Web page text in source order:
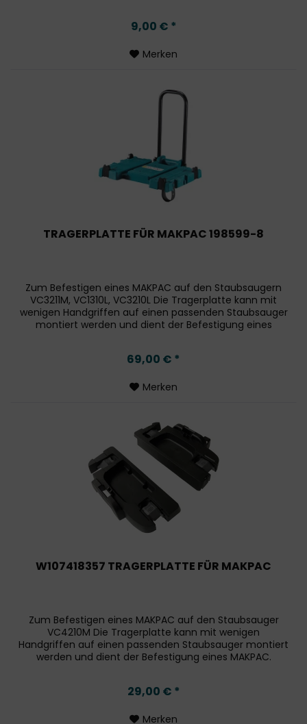
9,00 € *
Merken
TRAGERPLATTE FÜR MAKPAC 198599-8
Zum Befestigen eines MAKPAC auf den Staubsaugern
VC3211M, VC1310L, VC3210L Die Tragerplatte kann mit
wenigen Handgriffen auf einen passenden Staubsauger
montiert werden und dient der Befestigung eines
69,00 € *
Merken
W107418357 TRAGERPLATTE FÜR MAKPAC
Zum Befestigen eines MAKPAC auf den Staubsauger
VC4210M Die Tragerplatte kann mit wenigen
Handgriffen auf einen passenden Staubsauger montiert
werden und dient der Befestigung eines MAKPAC.
29,00 € *
Merken